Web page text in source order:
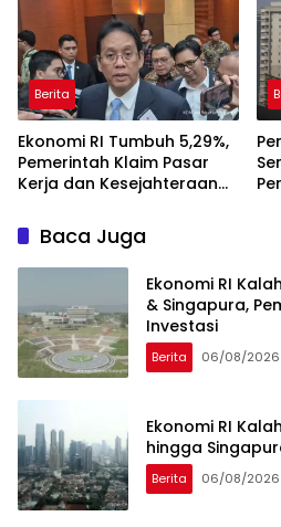
Berita
Ekonomi RI Tumbuh 5,29%,
Pemerintah Klaim Pasar
Kerja dan Kesejahteraan
Baca Juga
Ekonomi RI
& Singapura,
Investasi
Berita 06/08/2026
Ekonomi RI
hingga
Berita 06/08/2026